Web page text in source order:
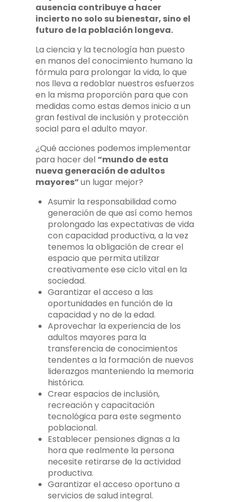
ausencia contribuye a hacer
incierto no solo su bienestar, sino el
futuro de la población longeva.
La ciencia y la tecnología han puesto
en manos del conocimiento humano la
fórmula para prolongar la vida, lo que
nos lleva a redoblar nuestros esfuerzos
en la misma proporción para que con
medidas como estas demos inicio a un
gran festival de inclusión y protección
social para el adulto mayor.
¿Qué acciones podemos implementar
para hacer del“mundo de esta
nueva generación de adultos
mayores”un lugar mejor?
Asumir la responsabilidad como
generación de que así como hemos
prolongado las expectativas de vida
con capacidad productiva, a la vez
tenemos la obligación de crear el
espacio que permita utilizar
creativamente ese ciclo vital en la
sociedad.
Garantizar el acceso a las
oportunidades en función de la
capacidad y no de la edad.
Aprovechar la experiencia de los
adultos mayores para la
transferencia de conocimientos
tendentes a la formación de nuevos
liderazgos manteniendo la memoria
histórica.
Crear espacios de inclusión,
recreación y capacitación
tecnológica para este segmento
poblacional.
Establecer pensiones dignas a la
hora que realmente la persona
necesite retirarse de la actividad
productiva.
Garantizar el acceso oportuno a
servicios de salud integral.